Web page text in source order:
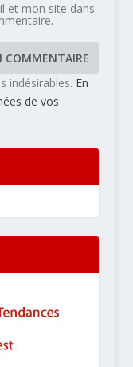
et mon site dans
indésirables. En
de vos